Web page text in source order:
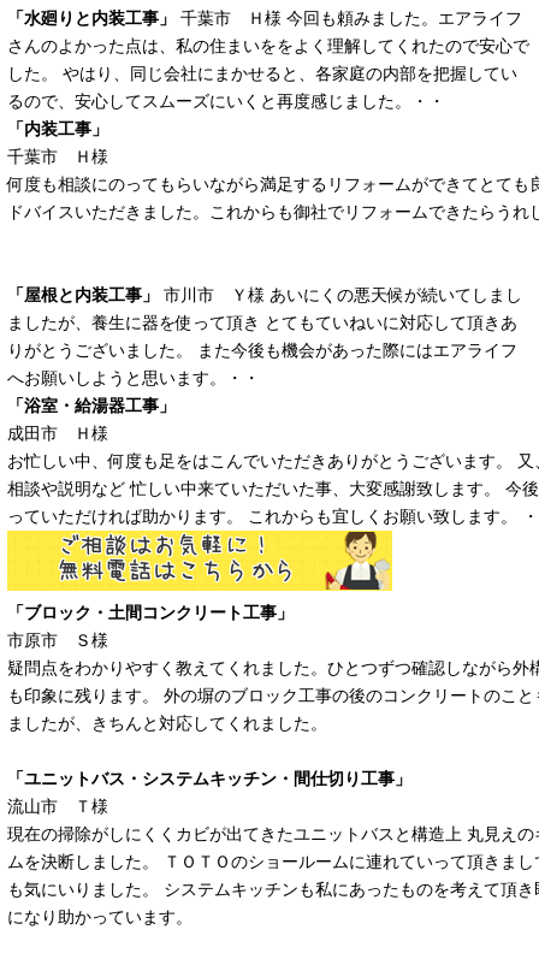
「水廻りと内装工事」
千葉市 Ｈ様 今回も頼みました。エアライフ
さんのよかった点は、私の住まいををよく理解してくれたので安心で
した。 やはり、同じ会社にまかせると、各家庭の内部を把握してい
るので、安心してスムーズにいくと再度感じました。・・
「内装工事」
千葉市 Ｈ様
何度も相談にのってもらいながら満足するリフォームができてとても
ドバイスいただきました。これからも御社でリフォームできたらう
「屋根と内装工事」
市川市 Ｙ様 あいにくの悪天候が続いてしまし
ましたが、養生に器を使って頂き とてもていねいに対応して頂きあ
りがとうございました。 また今後も機会があった際にはエアライフ
へお願いしようと思います。・・
「浴室・給湯器工事」
成田市 Ｈ様
お忙しい中、何度も足をはこんでいただきありがとうございます。
相談や説明など 忙しい中来ていただいた事、大変感謝致します。 今
っていただければ助かります。 これからも宜しくお願い致します。
「ブロック・土間コンクリート工事」
市原市 Ｓ様
疑問点をわかりやすく教えてくれました。ひとつずつ確認しながら外
も印象に残ります。 外の塀のブロック工事の後のコンクリートのこ
ましたが、きちんと対応してくれました。
「ユニットバス・システムキッチン・間仕切り工事」
流山市 Ｔ様
現在の掃除がしにくくカビが出てきたユニットバスと構造上 丸見え
ムを決断しました。 ＴＯＴＯのショールームに連れていって頂きま
も気にいりました。 システムキッチンも私にあったものを考えて頂
になり助かっています。